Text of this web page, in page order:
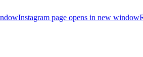
Instagram page opens in new window